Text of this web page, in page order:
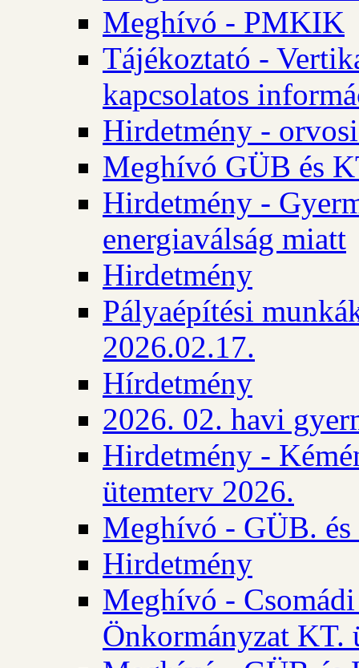
Meghívó - PMKIK
Tájékoztató -
kapcsolatos
Hirdetmény -
Meghívó GÜB és
Hirdetmény -
energiaválság miatt
Hirdetmény
Pályaépítési
2026.02.17.
Hírdetmény
2026. 02. havi
Hirdetmény -
ütemterv 2026.
Meghívó - GÜB.
Hirdetmény
Meghívó -
Önkormányzat KT.